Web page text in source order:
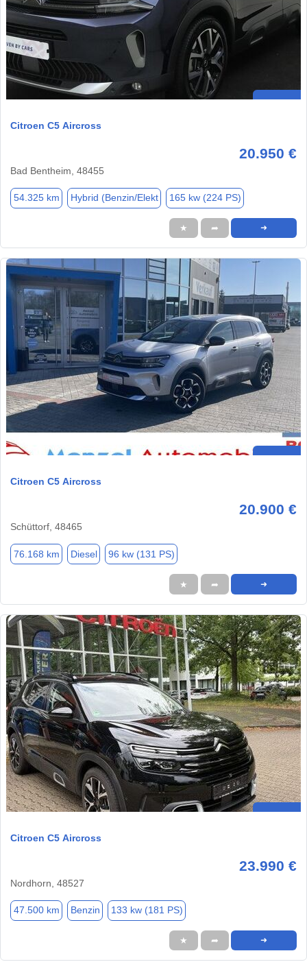
Citroen C5 Aircross
20.950 €
Bad Bentheim, 48455
54.325 km Hybrid (Benzin/Elekt 165 kw (224 PS)
★ ➦ ➜
Citroen C5 Aircross
20.900 €
Schüttorf, 48465
76.168 km Diesel 96 kw (131 PS)
★ ➦ ➜
Citroen C5 Aircross
23.990 €
Nordhorn, 48527
47.500 km Benzin 133 kw (181 PS)
★ ➦ ➜